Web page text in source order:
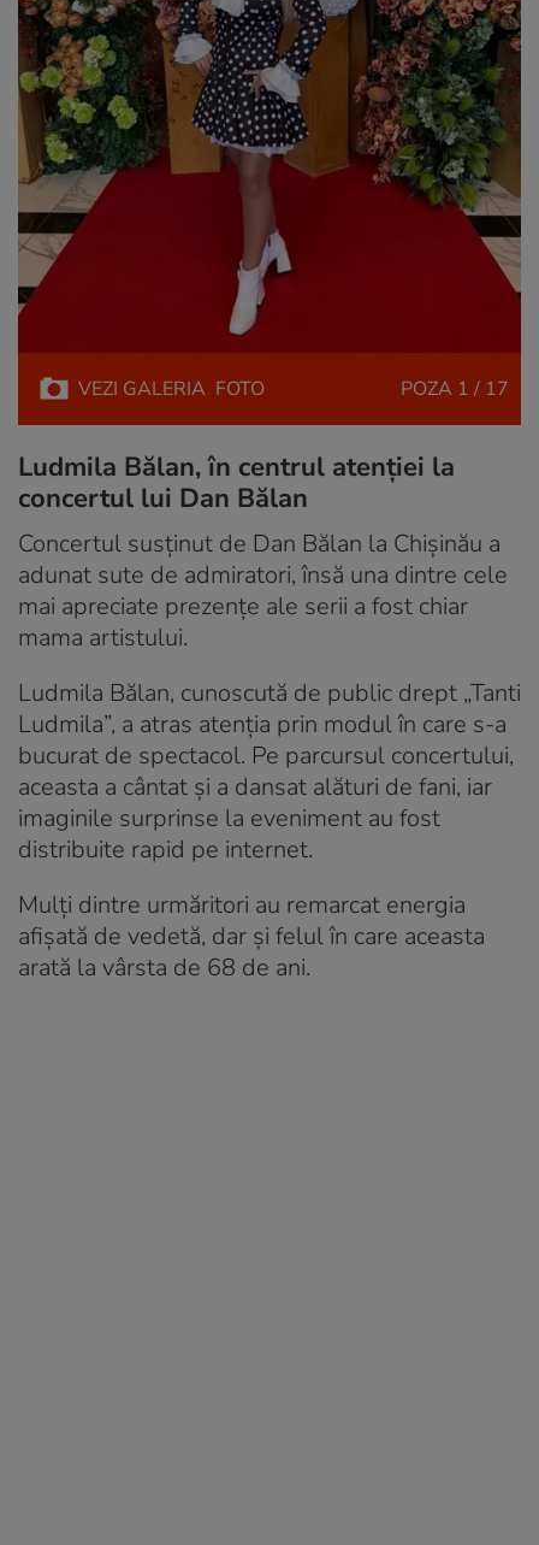
VEZI GALERIA FOTO POZA 1 / 17
Ludmila Bălan, în centrul atenției la
concertul lui Dan Bălan
Concertul susținut de Dan Bălan la Chișinău a
adunat sute de admiratori, însă una dintre cele
mai apreciate prezențe ale serii a fost chiar
mama artistului.
Ludmila Bălan, cunoscută de public drept „Tanti
Ludmila”, a atras atenția prin modul în care s-a
bucurat de spectacol. Pe parcursul concertului,
aceasta a cântat și a dansat alături de fani, iar
imaginile surprinse la eveniment au fost
distribuite rapid pe internet.
Mulți dintre urmăritori au remarcat energia
afișată de vedetă, dar și felul în care aceasta
arată la vârsta de 68 de ani.